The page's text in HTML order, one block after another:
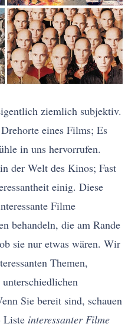
ziemlich subjektiv.
eines Films; Es
in uns hervorrufen.
der Welt des Kinos; Fast
einig. Diese
Filme
behandeln, die am Rande
sie nur etwas wären. Wir
Themen,
Sie bereit sind, schauen
Liste interessanter Filme